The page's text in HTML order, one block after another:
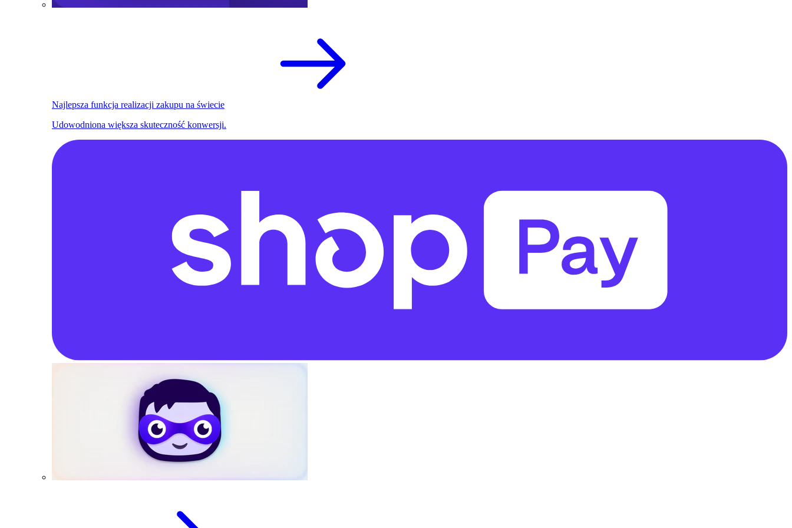
Najlepsza funkcja realizacji zakupu na świecie
Udowodniona większa skuteczność konwersji.